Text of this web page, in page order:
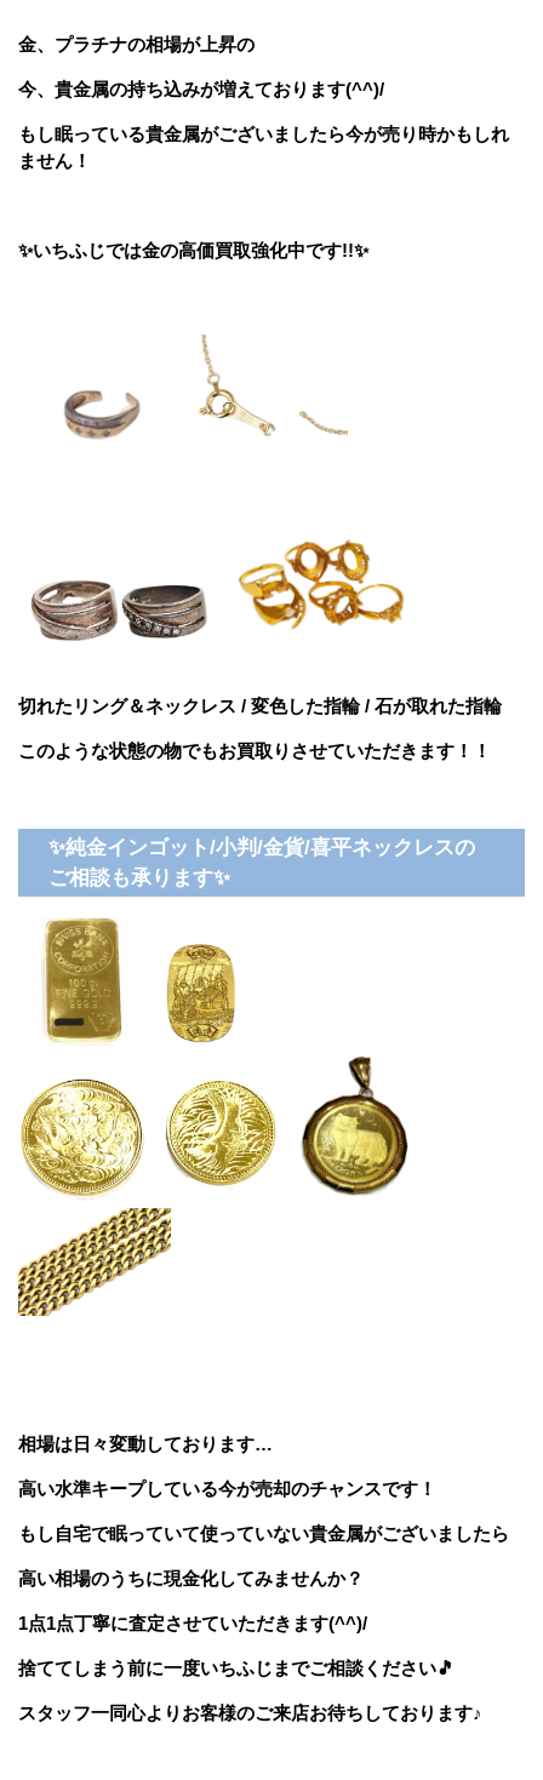
金、プラチナの相場が上昇の
今、貴金属の持ち込みが増えております(^^)/
もし眠っている貴金属がございましたら今が売り時かもしれ
ません！
✨いちふじでは金の高価買取強化中です!!✨
切れたリング＆ネックレス / 変色した指輪 / 石が取れた指輪
このような状態の物でもお買取りさせていただきます！！
✨純金インゴット/小判/金貨/喜平ネックレスの
ご相談も承ります✨
相場は日々変動しております…
高い水準キープしている今が売却のチャンスです！
もし自宅で眠っていて使っていない貴金属がございましたら
高い相場のうちに現金化してみませんか？
1点1点丁寧に査定させていただきます(^^)/
捨ててしまう前に一度いちふじまでご相談ください🎵
スタッフ一同心よりお客様のご来店お待ちしております♪